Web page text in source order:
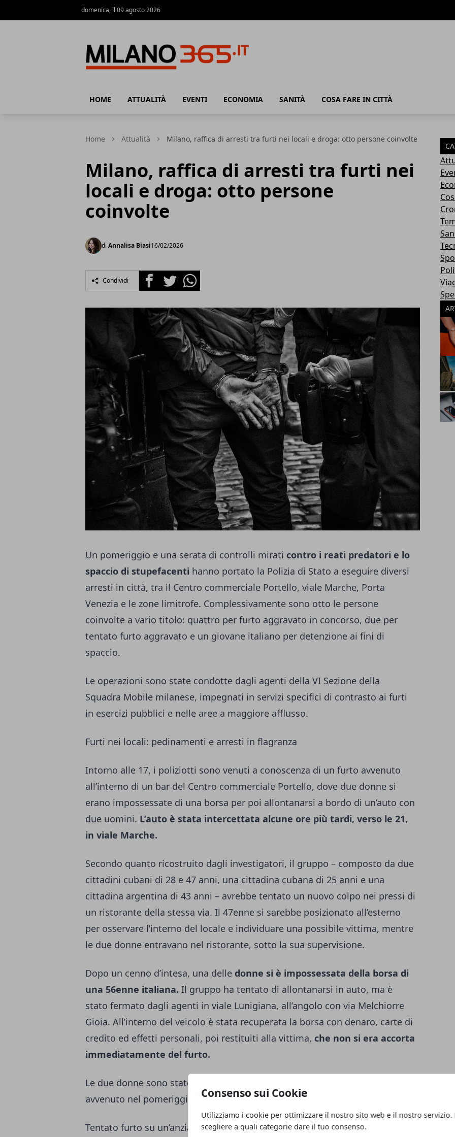
Consenso sui Cookie
Utilizziamo i cookie per ottimizzare il nostro sito web e il nostro servizio.
scegliere a quali categorie dare il tuo consenso.
domenica, il 09 agosto 2026
HOME ATTUALITÀ EVENTI ECONOMIA SANITÀ COSA FARE IN CITTÀ
Home Attualità Milano, raffica di arresti tra furti nei locali e droga: otto persone coinvolte
Milano, raffica di arresti tra furti nei
locali e droga: otto persone
coinvolte
di Annalisa Biasi16/02/2026
Condividi FacebookTwitterWhatsapp
Un pomeriggio e una serata di controlli mirati contro i reati predatori e lo
spaccio di stupefacenti hanno portato la Polizia di Stato a eseguire diversi
arresti in città, tra il Centro commerciale Portello, viale Marche, Porta
Venezia e le zone limitrofe. Complessivamente sono otto le persone
coinvolte a vario titolo: quattro per furto aggravato in concorso, due per
tentato furto aggravato e un giovane italiano per detenzione ai fini di
spaccio.
Le operazioni sono state condotte dagli agenti della VI Sezione della
Squadra Mobile milanese, impegnati in servizi specifici di contrasto ai furti
in esercizi pubblici e nelle aree a maggiore afflusso.
Furti nei locali: pedinamenti e arresti in flagranza
Intorno alle 17, i poliziotti sono venuti a conoscenza di un furto avvenuto
all’interno di un bar del Centro commerciale Portello, dove due donne si
erano impossessate di una borsa per poi allontanarsi a bordo di un’auto con
due uomini. L’auto è stata intercettata alcune ore più tardi, verso le 21,
in viale Marche.
Secondo quanto ricostruito dagli investigatori, il gruppo – composto da due
cittadini cubani di 28 e 47 anni, una cittadina cubana di 25 anni e una
cittadina argentina di 43 anni – avrebbe tentato un nuovo colpo nei pressi di
un ristorante della stessa via. Il 47enne si sarebbe posizionato all’esterno
per osservare l’interno del locale e individuare una possibile vittima, mentre
le due donne entravano nel ristorante, sotto la sua supervisione.
Dopo un cenno d’intesa, una delle donne si è impossessata della borsa di
una 56enne italiana. Il gruppo ha tentato di allontanarsi in auto, ma è
stato fermato dagli agenti in viale Lunigiana, all’angolo con via Melchiorre
Gioia. All’interno del veicolo è stata recuperata la borsa con denaro, carte di
credito ed effetti personali, poi restituiti alla vittima, che non si era accorta
immediatamente del furto.
Le due donne sono state inoltre indagate in stato di libertà per il furto
avvenuto nel pomeriggio al centro commerciale.
Tentato furto su un’anziana e arresti sul tram